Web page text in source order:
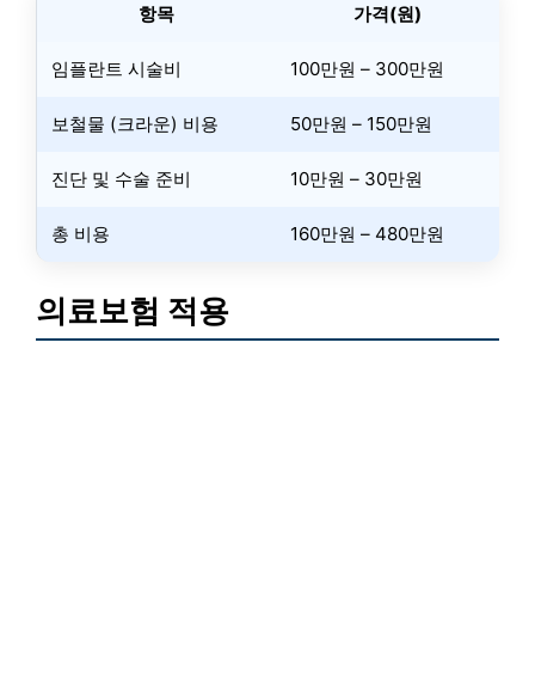
항목 가격(원)
임플란트 시술비 100만원 – 300만원
보철물 (크라운) 비용 50만원 – 150만원
진단 및 수술 준비 10만원 – 30만원
총 비용 160만원 – 480만원
의료보험 적용